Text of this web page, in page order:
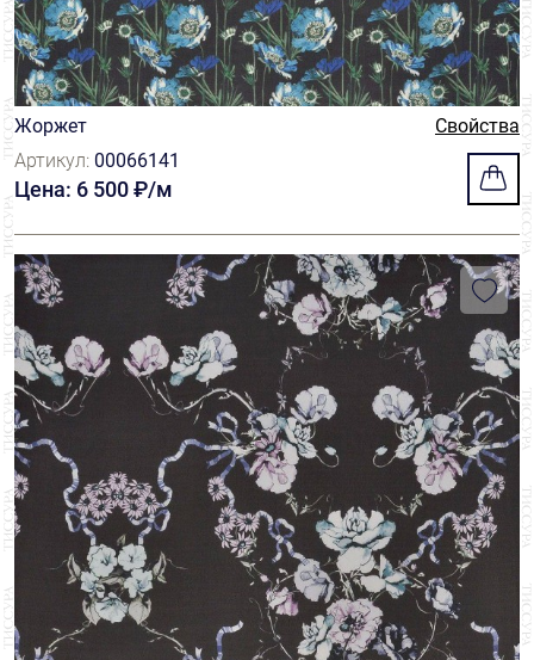
Жоржет
Свойства
Артикул: 00066141
Цена: 6 500 ₽/м